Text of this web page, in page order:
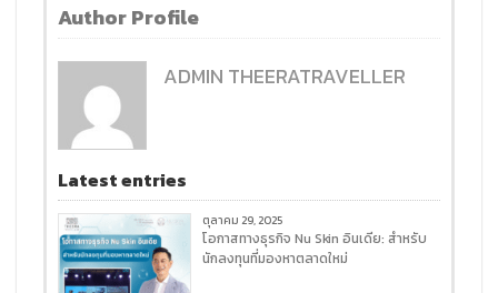
Author Profile
ADMIN THEERATRAVELLER
Latest entries
ตุลาคม 29, 2025
โอกาสทางธุรกิจ Nu Skin อินเดีย: สำหรับ
นักลงทุนที่มองหาตลาดใหม่